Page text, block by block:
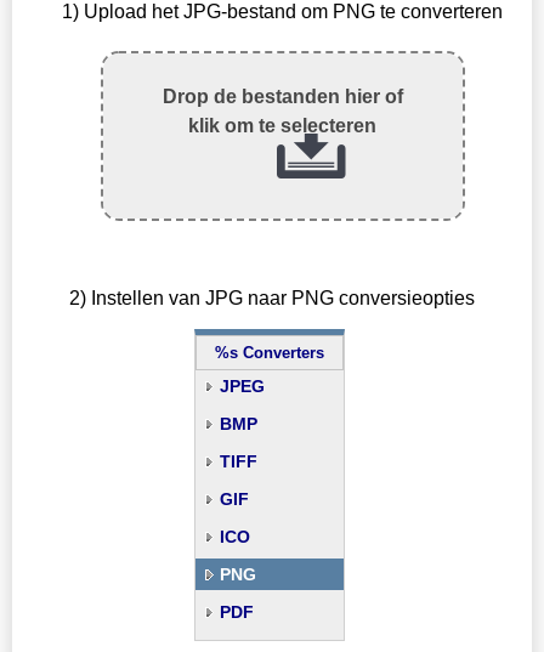
1) Upload het JPG-bestand om PNG te converteren
Drop de bestanden hier of
klik om te selecteren
2) Instellen van JPG naar PNG conversieopties
%s Converters
JPEG
BMP
TIFF
GIF
ICO
PNG
PDF